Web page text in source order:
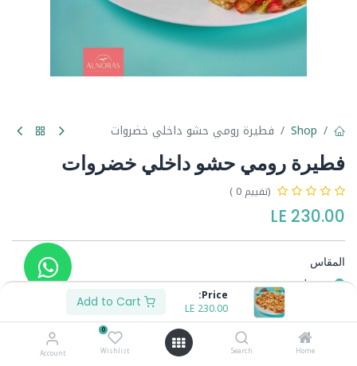
Price:
230.00
LE
Home
Search
0
Wishlist
Account
Shop فطيرة رومي حشو داخلي خضروات
فطيرة رومي حشو داخلي خضروات
(تقييم 0 )
230.00
المقاس
وسط
100.00